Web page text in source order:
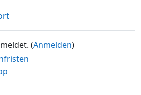
(Anmelden)